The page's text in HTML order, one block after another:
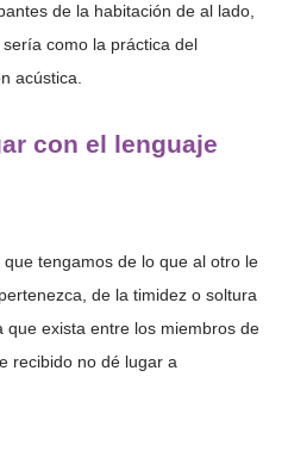
de la habitación de al lado,
como la práctica del
acústica.
con el lenguaje
tengamos de lo que al otro le
de la timidez o soltura
que exista entre los miembros de
recibido no dé lugar a